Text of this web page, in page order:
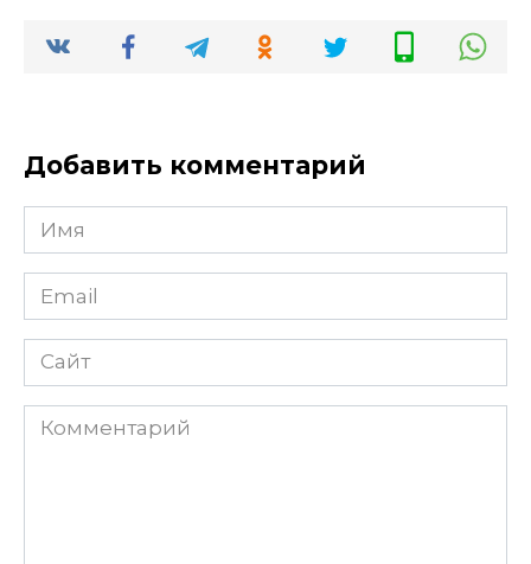
Добавить комментарий
Имя
Email
Сайт
Комментарий